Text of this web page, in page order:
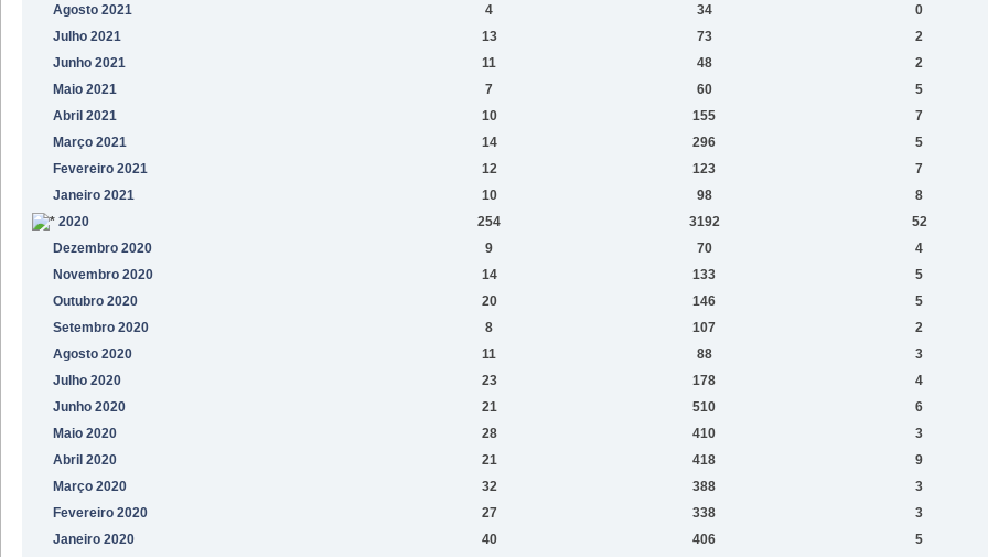
Agosto 2021
4 34
0
Julho 2021
13 73
2
Junho 2021
11 48
2
Maio 2021
7 60
5
Abril 2021
10 155
7
Março 2021
14 296
5
Fevereiro 2021
12 123
7
Janeiro 2021
10 98
8
2020
254 3192
52
Dezembro 2020
9 70
4
Novembro 2020
14 133
5
Outubro 2020
20 146
5
Setembro 2020
8 107
2
Agosto 2020
11 88
3
Julho 2020
23 178
4
Junho 2020
21 510
6
Maio 2020
28 410
3
Abril 2020
21 418
9
Março 2020
32 388
3
Fevereiro 2020
27 338
3
Janeiro 2020
40 406 5